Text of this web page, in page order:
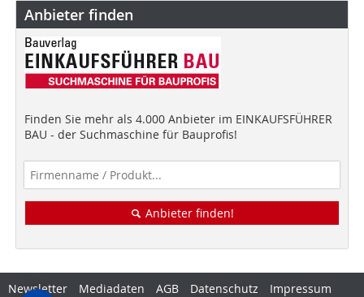
Anbieter finden
Finden Sie mehr als 4.000 Anbieter im EINKAUFSFÜHRER
BAU - der Suchmaschine für Bauprofis!
Anbieter finden!
Newsletter Mediadaten AGB Datenschutz
Impressum